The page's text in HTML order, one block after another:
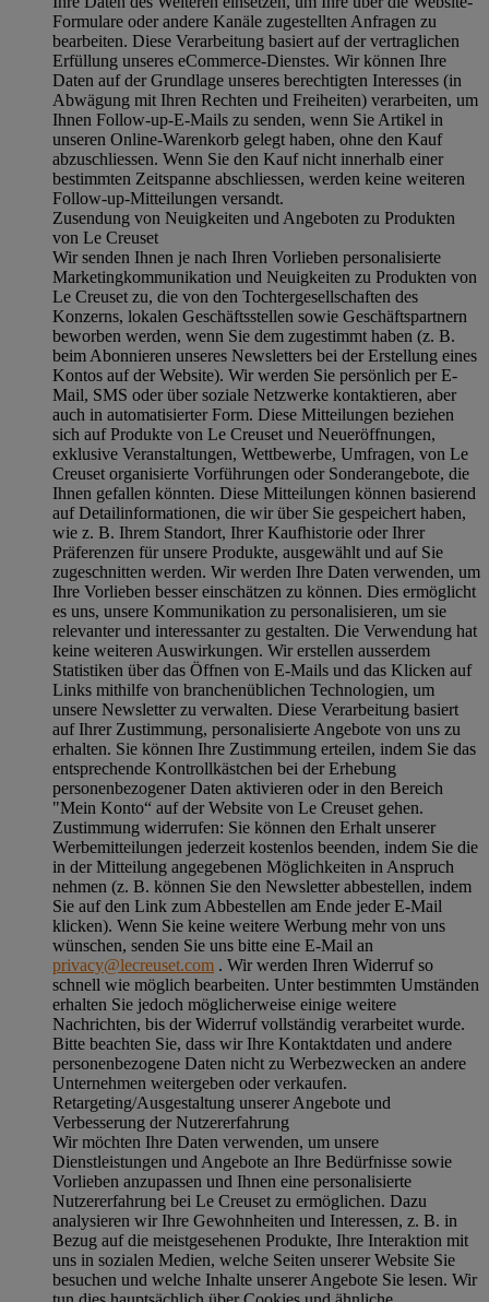
Formulare oder andere Kanäle zugestellten Anfragen zu
bearbeiten. Diese Verarbeitung basiert auf der vertraglichen
Erfüllung unseres eCommerce-Dienstes. Wir können Ihre
Daten auf der Grundlage unseres berechtigten Interesses (in
Abwägung mit Ihren Rechten und Freiheiten) verarbeiten, um
Ihnen Follow-up-E-Mails zu senden, wenn Sie Artikel in
unseren Online-Warenkorb gelegt haben, ohne den Kauf
abzuschliessen. Wenn Sie den Kauf nicht innerhalb einer
bestimmten Zeitspanne abschliessen, werden keine weiteren
Follow-up-Mitteilungen versandt.
Zusendung von Neuigkeiten und Angeboten zu Produkten
von Le Creuset
Wir senden Ihnen je nach Ihren Vorlieben personalisierte
Marketingkommunikation und Neuigkeiten zu Produkten von
Le Creuset zu, die von den Tochtergesellschaften des
Konzerns, lokalen Geschäftsstellen sowie Geschäftspartnern
beworben werden, wenn Sie dem zugestimmt haben (z. B.
beim Abonnieren unseres Newsletters bei der Erstellung eines
Kontos auf der Website). Wir werden Sie persönlich per E-
Mail, SMS oder über soziale Netzwerke kontaktieren, aber
auch in automatisierter Form. Diese Mitteilungen beziehen
sich auf Produkte von Le Creuset und Neueröffnungen,
exklusive Veranstaltungen, Wettbewerbe, Umfragen, von Le
Creuset organisierte Vorführungen oder Sonderangebote, die
Ihnen gefallen könnten. Diese Mitteilungen können basierend
auf Detailinformationen, die wir über Sie gespeichert haben,
wie z. B. Ihrem Standort, Ihrer Kaufhistorie oder Ihrer
Präferenzen für unsere Produkte, ausgewählt und auf Sie
zugeschnitten werden. Wir werden Ihre Daten verwenden, um
Ihre Vorlieben besser einschätzen zu können. Dies ermöglicht
es uns, unsere Kommunikation zu personalisieren, um sie
relevanter und interessanter zu gestalten. Die Verwendung hat
keine weiteren Auswirkungen. Wir erstellen ausserdem
Statistiken über das Öffnen von E-Mails und das Klicken auf
Links mithilfe von branchenüblichen Technologien, um
unsere Newsletter zu verwalten. Diese Verarbeitung basiert
auf Ihrer Zustimmung, personalisierte Angebote von uns zu
erhalten. Sie können Ihre Zustimmung erteilen, indem Sie das
entsprechende Kontrollkästchen bei der Erhebung
personenbezogener Daten aktivieren oder in den Bereich
"Mein Konto“ auf der Website von Le Creuset gehen.
Zustimmung widerrufen: Sie können den Erhalt unserer
Werbemitteilungen jederzeit kostenlos beenden, indem Sie die
in der Mitteilung angegebenen Möglichkeiten in Anspruch
nehmen (z. B. können Sie den Newsletter abbestellen, indem
Sie auf den Link zum Abbestellen am Ende jeder E-Mail
klicken). Wenn Sie keine weitere Werbung mehr von uns
wünschen, senden Sie uns bitte eine E-Mail an
privacy@lecreuset.com . Wir werden Ihren Widerruf so
schnell wie möglich bearbeiten. Unter bestimmten Umständen
erhalten Sie jedoch möglicherweise einige weitere
Nachrichten, bis der Widerruf vollständig verarbeitet wurde.
Bitte beachten Sie, dass wir Ihre Kontaktdaten und andere
personenbezogene Daten nicht zu Werbezwecken an andere
Unternehmen weitergeben oder verkaufen.
Retargeting/Ausgestaltung unserer Angebote und
Verbesserung der Nutzererfahrung
Wir möchten Ihre Daten verwenden, um unsere
Dienstleistungen und Angebote an Ihre Bedürfnisse sowie
Vorlieben anzupassen und Ihnen eine personalisierte
Nutzererfahrung bei Le Creuset zu ermöglichen. Dazu
analysieren wir Ihre Gewohnheiten und Interessen, z. B. in
Bezug auf die meistgesehenen Produkte, Ihre Interaktion mit
uns in sozialen Medien, welche Seiten unserer Website Sie
besuchen und welche Inhalte unserer Angebote Sie lesen. Wir